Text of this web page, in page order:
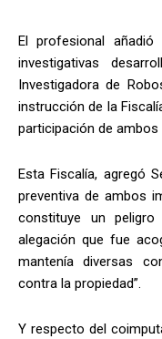
El profesional
investigativas
Investigadora de
instrucción de la
participación de
Esta Fiscalía, agregó
preventiva de ambos
constituye un
alegación que fue
mantenía diversas
contra la propiedad”.
Y respecto del